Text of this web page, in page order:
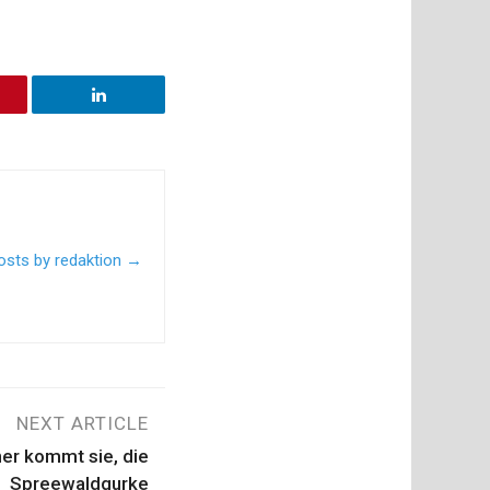
by redaktion →
NEXT ARTICLE
kommt sie, die
Spreewaldgurke